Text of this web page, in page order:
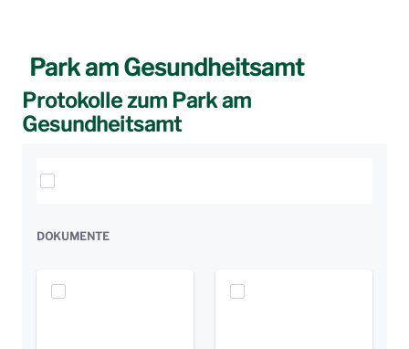
Park am Gesundheitsamt
Protokolle zum Park am
Gesundheitsamt
Elemente auswählen
DOKUMENTE